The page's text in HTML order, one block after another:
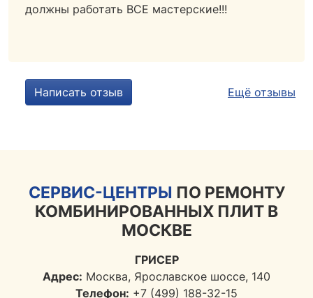
должны работать ВСЕ мастерские!!!
Написать отзыв Ещё отзывы
СЕРВИС-ЦЕНТРЫ ПО РЕМОНТУ
КОМБИНИРОВАННЫХ ПЛИТ В
МОСКВЕ
ГРИСЕР
Адрес: Москва, Ярославское шоссе, 140
Телефон: +7 (499) 188-32-15